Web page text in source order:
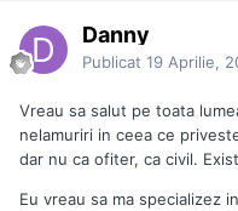
Danny
Publicat 19 Aprilie,
Vreau sa salut pe toata
nelamuriri in ceea ce
dar nu ca ofiter, ca civil.
Eu vreau sa ma specializez